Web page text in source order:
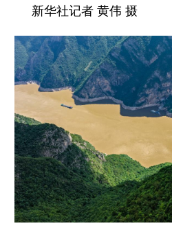
新华社记者 黄伟 摄